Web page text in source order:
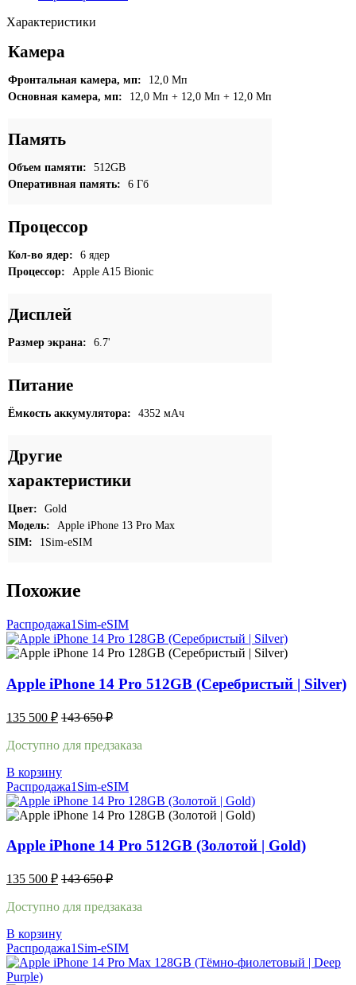
Характеристики
Камера
Фронтальная камера, мп:
12,0 Мп
Основная камера, мп:
12,0 Мп + 12,0 Мп + 12,0 Мп
Память
Объем памяти:
512GB
Оперативная память:
6 Гб
Процессор
Кол-во ядер:
6 ядер
Процессор:
Apple A15 Bionic
Дисплей
Размер экрана: 6.7'
Питание
Ёмкость аккумулятора: 4352 мАч
Другие
характеристики
Цвет:
Gold
Модель:
Apple iPhone 13 Pro Max
SIM:
1Sim-eSIM
Похожие
Распродажа1Sim-eSIM
Apple iPhone 14 Pro 512GB (Серебристый | Silver)
135 500 ₽ 143 650₽
Доступно для предзаказа
В корзину
Распродажа1Sim-eSIM
Apple iPhone 14 Pro 512GB (Золотой | Gold)
135 500 ₽ 143 650₽
Доступно для предзаказа
В корзину
Распродажа1Sim-eSIM